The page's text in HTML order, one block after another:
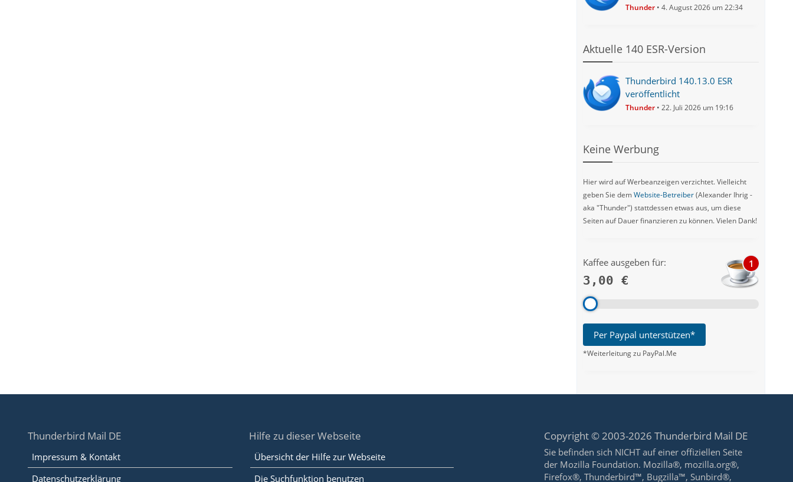
Thunder 4. August 2026 um 22:34
Aktuelle 140 ESR-Version
Thunderbird 140.13.0 ESR
veröffentlicht
Thunder 22. Juli 2026 um 19:16
Keine Werbung
Hier wird auf Werbeanzeigen verzichtet. Vielleicht
geben Sie demWebsite-Betreiber(Alexander Ihrig -
aka "Thunder") stattdessen etwas aus, um diese
Seiten auf Dauer finanzieren zu können. Vielen Dank!
Kaffee ausgeben für:
3,00 €
1
Per Paypal unterstützen*
*Weiterleitung zu PayPal.Me
Thunderbird Mail DE
Impressum & Kontakt
Datenschutzerklärung
Hilfe zu dieser Webseite
Übersicht der Hilfe zur Webseite
Die Suchfunktion benutzen
Copyright © 2003-2026 Thunderbird Mail DE
Sie befinden sich NICHT auf einer offiziellen Seite
der Mozilla Foundation. Mozilla®, mozilla.org®,
Firefox®, Thunderbird™, Bugzilla™, Sunbird®,